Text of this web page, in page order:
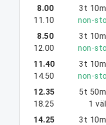
8.00
11.10
3t
non-
8.50
12.00
3t
non-
11.40
14.50
3t
non-
12.35
18.25
5t
1
14.25
3t